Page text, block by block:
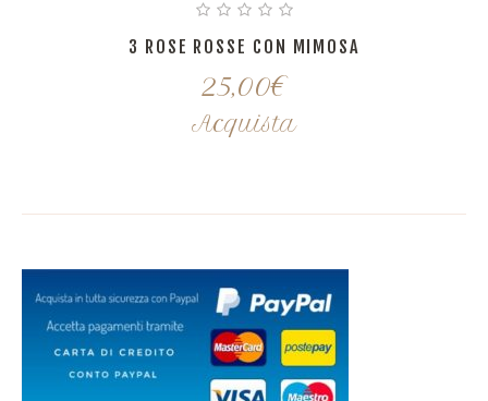
3 ROSE ROSSE CON MIMOSA
25,00€
Acquista